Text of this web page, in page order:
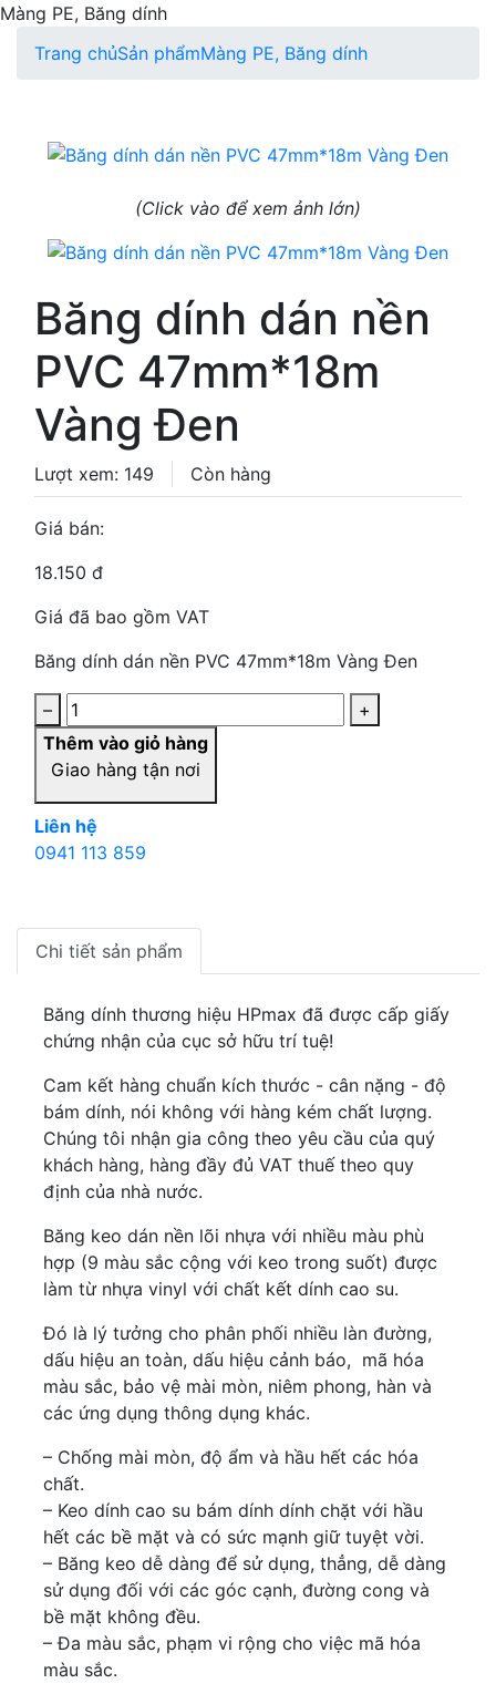
Màng PE, Băng dính
Trang chủSản phẩmMàng PE, Băng dính
(Click vào để xem ảnh lớn)
Băng dính dán nền
PVC 47mm*18m
Vàng Đen
Lượt xem: 149 Còn hàng
Giá bán:
18.150 đ
Giá đã bao gồm VAT
Băng dính dán nền PVC 47mm*18m Vàng Đen
–
+
Thêm vào giỏ hàng
Giao hàng tận nơi
Liên hệ
0941 113 859
Chi tiết sản phẩm
Băng dính thương hiệu HPmax đã được cấp giấy
chứng nhận của cục sở hữu trí tuệ!
Cam kết hàng chuẩn kích thước - cân nặng - độ
bám dính, nói không với hàng kém chất lượng.
Chúng tôi nhận gia công theo yêu cầu của quý
khách hàng, hàng đầy đủ VAT thuế theo quy
định của nhà nước.
Băng keo dán nền lõi nhựa với nhiều màu phù
hợp (9 màu sắc cộng với keo trong suốt) được
làm từ nhựa vinyl với chất kết dính cao su.
Đó là lý tưởng cho phân phối nhiều làn đường,
dấu hiệu an toàn, dấu hiệu cảnh báo, mã hóa
màu sắc, bảo vệ mài mòn, niêm phong, hàn và
các ứng dụng thông dụng khác.
– Chống mài mòn, độ ẩm và hầu hết các hóa
chất.
– Keo dính cao su bám dính dính chặt với hầu
hết các bề mặt và có sức mạnh giữ tuyệt vời.
– Băng keo dễ dàng để sử dụng, thẳng, dễ dàng
sử dụng đối với các góc cạnh, đường cong và
bề mặt không đều.
– Đa màu sắc, phạm vi rộng cho việc mã hóa
màu sắc.